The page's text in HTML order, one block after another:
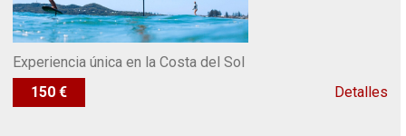
Experiencia única en la Costa del Sol
150 €
Detalles